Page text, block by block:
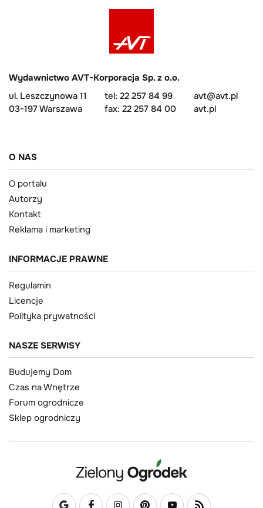
Wydawnictwo AVT-Korporacja Sp. z o.o.
ul. Leszczynowa 11
03-197 Warszawa
tel: 22 257 84 99
fax: 22 257 84 00
avt@avt.pl
avt.pl
O NAS
O portalu
Autorzy
Kontakt
Reklama i marketing
INFORMACJE PRAWNE
Regulamin
Licencje
Polityka prywatności
NASZE SERWISY
Budujemy Dom
Czas na Wnętrze
Forum ogrodnicze
Sklep ogrodniczy